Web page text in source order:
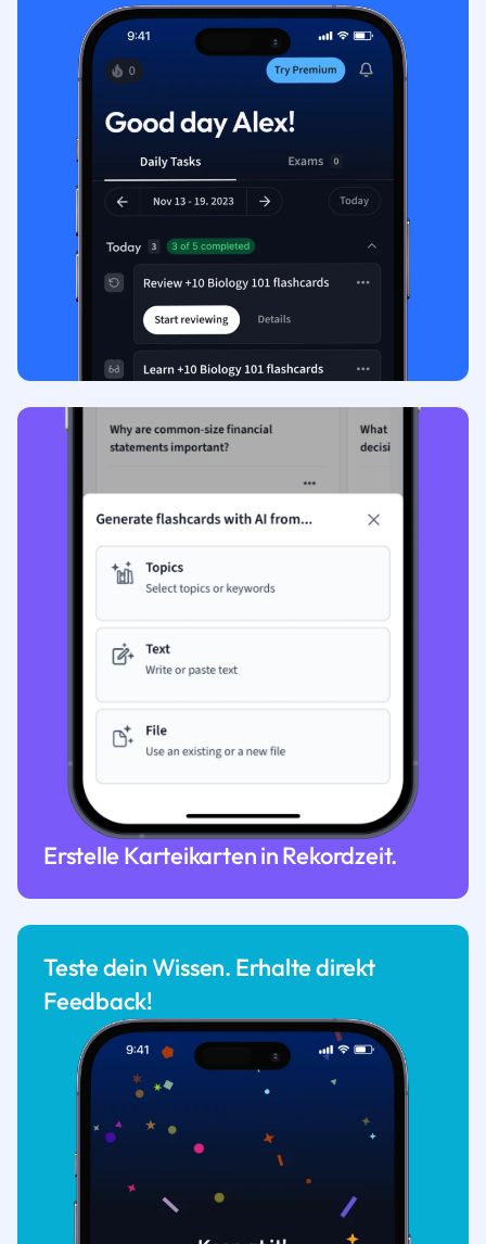
Erstelle Karteikarten in Rekordzeit.
Teste dein Wissen. Erhalte direkt
Feedback!